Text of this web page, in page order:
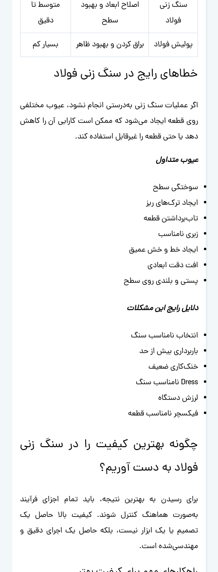
سنگ زنی
فولاد
اصلاح ابعاد و بهبود
سطح
متوسط تا
دقیق
پولیش فولاد براق کردن و بهبود ظاهر بسیار کم
خطاهای رایج در سنگ زنی فولاد
اگر عملیات سنگ زنی به‌درستی انجام نشود، عیوب مختلفی
روی قطعه ایجاد می‌شود که ممکن است کارایی آن را کاهش
دهد یا حتی قطعه را غیرقابل استفاده کند.
عیوب متداول
سوختگی سطح
ایجاد ترک‌های ریز
تاب‌برداشتن قطعه
زبری نامناسب
ایجاد خط و خش عمیق
افت دقت ابعادی
پستی و بلندی روی سطح
دلایل رایج این مشکلات
انتخاب نامناسب سنگ
باربرداری بیش از حد
خنک‌کاری ضعیف
Dress نامناسب سنگ
لرزش دستگاه
فیکسچر نامناسب قطعه
چگونه بهترین کیفیت را در سنگ زنی
فولاد به دست آوریم؟
برای رسیدن به بهترین نتیجه، باید تمام اجزای فرآیند
به‌صورت هماهنگ کنترل شوند. کیفیت بالا حاصل یک
تصمیم یا یک ابزار نیست، بلکه حاصل یک اجرای دقیق و
مهندسی‌شده است.